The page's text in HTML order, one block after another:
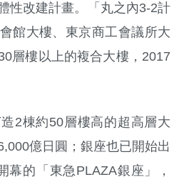
性改建計畫。「 丸之內3-2計
館大樓、 東京商工會議所大
層樓以上的複合大樓， 2017
2棟約50層樓高的超高層大
億日圓 ； 銀座也已開始出
幕的 「 東急PLAZA銀座 」，